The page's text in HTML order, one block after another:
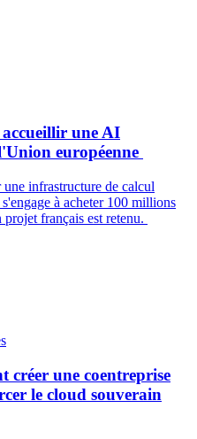
une AI
européenne
infrastructure de calcul
à acheter 100 millions
français est retenu.
créer une coentreprise
le cloud souverain